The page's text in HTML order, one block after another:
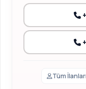
Tüm İlanları